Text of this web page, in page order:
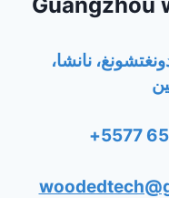
نانشا،